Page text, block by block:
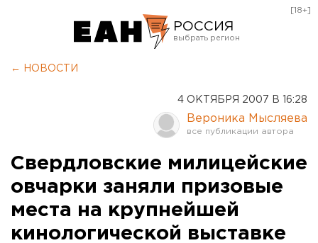
РОССИЯ
Оренбург
[18+]
← НОВОСТИ
4 ОКТЯБРЯ 2007 В 16:28
Вероника Мысляева
Свердловские милицейские
овчарки заняли призовые
места на крупнейшей
кинологической выставке